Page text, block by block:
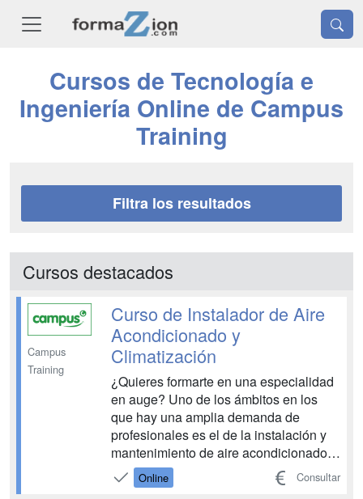
Cursos de Tecnología e
Ingeniería Online de Campus
Training
Filtra los resultados
Cursos destacados
Campus
Training
Curso de Instalador de Aire
Acondicionado y
Climatización
¿Quieres formarte en una especialidad
en auge? Uno de los ámbitos en los
que hay una amplia demanda de
profesionales es el de la instalación y
mantenimiento de aire acondicionado.
Por eso, si quieres salir al mercado
laboral y encontrar un empleo con
Online Consultar